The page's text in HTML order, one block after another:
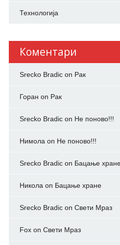
Технологија
Коментари
Srecko Bradicon Рак
Горан on Рак
Srecko Bradicon Не поново!!!
Нимола on Не поново!!!
Srecko Bradicon Бацање
Никола on Бацање хране
Srecko Bradicon Свети Мраз
Foxon Свети Мраз